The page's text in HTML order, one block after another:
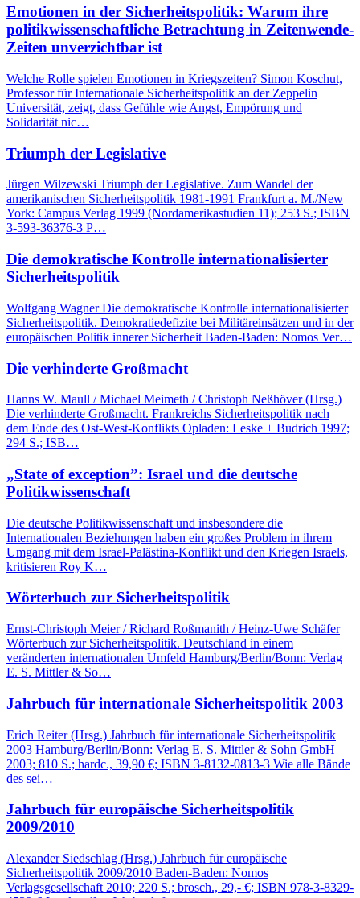
Emotionen in der Sicherheitspolitik: Warum ihre
politikwissenschaftliche Betrachtung in Zeitenwende-
Zeiten unverzichtbar ist
Welche Rolle spielen Emotionen in Kriegszeiten? Simon Koschut,
Professor für Internationale Sicherheitspolitik an der Zeppelin
Universität, zeigt, dass Gefühle wie Angst, Empörung und
Solidarität nic…
Triumph der Legislative
Jürgen Wilzewski Triumph der Legislative. Zum Wandel der
amerikanischen Sicherheitspolitik 1981-1991 Frankfurt a. M./New
York: Campus Verlag 1999 (Nordamerikastudien 11); 253 S.; ISBN
3-593-36376-3 P…
Die demokratische Kontrolle internationalisierter
Sicherheitspolitik
Wolfgang Wagner Die demokratische Kontrolle internationalisierter
Sicherheitspolitik. Demokratiedefizite bei Militäreinsätzen und in der
europäischen Politik innerer Sicherheit Baden-Baden: Nomos Ver…
Die verhinderte Großmacht
Hanns W. Maull / Michael Meimeth / Christoph Neßhöver (Hrsg.)
Die verhinderte Großmacht. Frankreichs Sicherheitspolitik nach
dem Ende des Ost-West-Konflikts Opladen: Leske + Budrich 1997;
294 S.; ISB…
„State of exception”: Israel und die deutsche
Politikwissenschaft
Die deutsche Politikwissenschaft und insbesondere die
Internationalen Beziehungen haben ein großes Problem in ihrem
Umgang mit dem Israel-Palästina-Konflikt und den Kriegen Israels,
kritisieren Roy K…
Wörterbuch zur Sicherheitspolitik
Ernst-Christoph Meier / Richard Roßmanith / Heinz-Uwe Schäfer
Wörterbuch zur Sicherheitspolitik. Deutschland in einem
veränderten internationalen Umfeld Hamburg/Berlin/Bonn: Verlag
E. S. Mittler & So…
Jahrbuch für internationale Sicherheitspolitik 2003
Erich Reiter (Hrsg.) Jahrbuch für internationale Sicherheitspolitik
2003 Hamburg/Berlin/Bonn: Verlag E. S. Mittler & Sohn GmbH
2003; 810 S.; hardc., 39,90 €; ISBN 3-8132-0813-3 Wie alle Bände
des sei…
Jahrbuch für europäische Sicherheitspolitik
2009/2010
Alexander Siedschlag (Hrsg.) Jahrbuch für europäische
Sicherheitspolitik 2009/2010 Baden-Baden: Nomos
Verlagsgesellschaft 2010; 220 S.; brosch., 29,- €; ISBN 978-3-8329-